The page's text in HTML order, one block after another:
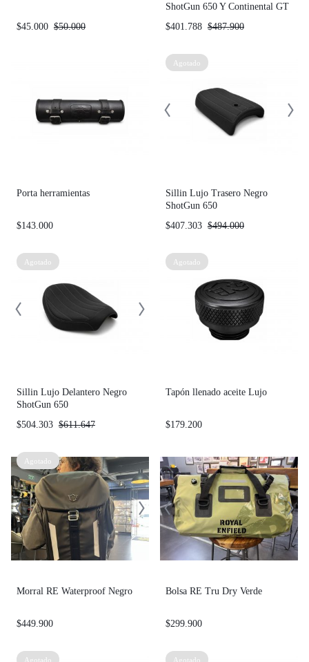
$50.000
$45.000
ShotGun 650 Y Continental GT
$487.900
$401.788
Porta herramientas
$143.000
Agotado
Sillin Lujo Trasero Negro
ShotGun 650
$494.000
$407.303
Agotado
Sillin Lujo Delantero Negro
ShotGun 650
$611.647
$504.303
Agotado
Tapón llenado aceite Lujo
$179.200
Agotado
Morral RE Waterproof Negro
$449.900
Bolsa RE Tru Dry Verde
$299.900
Agotado Agotado